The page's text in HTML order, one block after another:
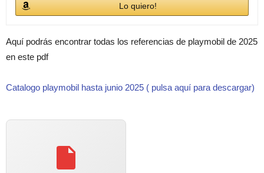
Lo quiero!
Aquí podrás encontrar todas los referencias de playmobil de 2025
en este pdf
Catalogo playmobil hasta junio 2025 ( pulsa aquí para descargar)